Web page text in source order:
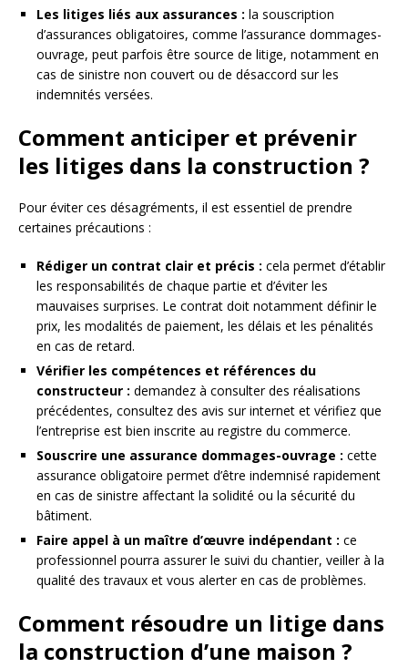
Les litiges liés aux assurances : la souscription
d’assurances obligatoires, comme l’assurance dommages-
ouvrage, peut parfois être source de litige, notamment en
cas de sinistre non couvert ou de désaccord sur les
indemnités versées.
Comment anticiper et prévenir
les litiges dans la construction ?
Pour éviter ces désagréments, il est essentiel de prendre
certaines précautions :
Rédiger un contrat clair et précis : cela permet d’établir
les responsabilités de chaque partie et d’éviter les
mauvaises surprises. Le contrat doit notamment définir le
prix, les modalités de paiement, les délais et les pénalités
en cas de retard.
Vérifier les compétences et références du
constructeur : demandez à consulter des réalisations
précédentes, consultez des avis sur internet et vérifiez que
l’entreprise est bien inscrite au registre du commerce.
Souscrire une assurance dommages-ouvrage : cette
assurance obligatoire permet d’être indemnisé rapidement
en cas de sinistre affectant la solidité ou la sécurité du
bâtiment.
Faire appel à un maître d’œuvre indépendant : ce
professionnel pourra assurer le suivi du chantier, veiller à la
qualité des travaux et vous alerter en cas de problèmes.
Comment résoudre un litige dans
la construction d’une maison ?